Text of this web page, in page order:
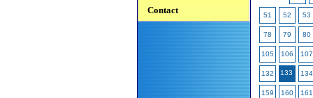
Contact 51 52 53
78 79 80
105 106 107
132 133 134
159 160 161